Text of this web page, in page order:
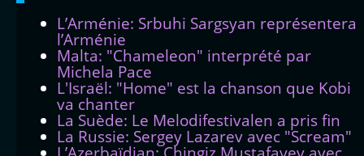
L’Arménie: Srbuhi Sargsyan représentera
l’Arménie
Malta: "Chameleon" interprété par
Michela Pace
L'Israël: "Home" est la chanson que Kobi
va chanter
La Suède: Le Melodifestivalen a pris fin
La Russie: Sergey Lazarev avec "Scream"